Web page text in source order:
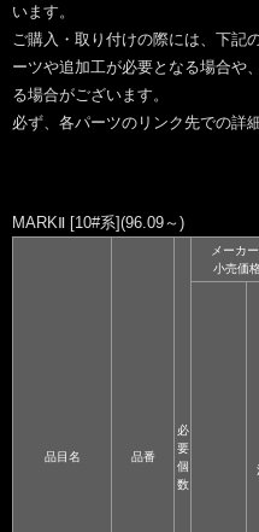
います。
ご購入・取り付けの際には、下記
ーツや追加工が必要となる場合や
る場合がございます。
必ず、各パーツのリンク先での詳
MARKⅡ [10#系](96.09～)
品目名 品番
必
要
個
数
メーカ
小売価